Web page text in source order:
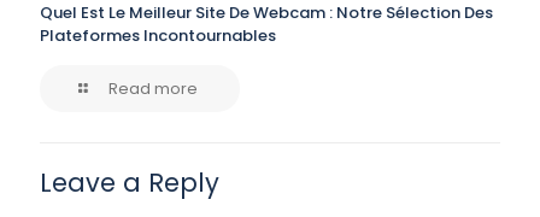
Quel Est Le Meilleur Site De Webcam : Notre Sélection Des
Plateformes Incontournables
Read more
Leave a Reply